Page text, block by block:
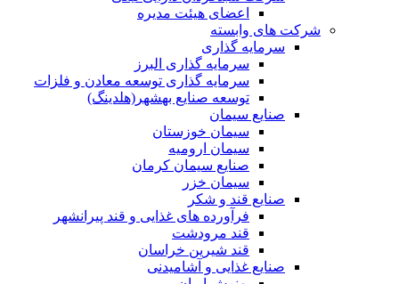
اعضای هیئت مدیره
شرکت های وابسته
سرمایه گذاری
سرمایه گذاری البرز
سرمایه گذاری توسعه معادن و فلزات
توسعه‌ صنایع‌ بهشهر(هلدینگ)
صنایع سیمان
سیمان خوزستان
سیمان ارومیه
صنایع سیمان کرمان
سیمان خزر
صنایع قند و شکر
فرآورده های غذایی و قند پیرانشهر
قند مرودشت
قند شیرین خراسان
صنایع غذايی و آشاميدنی